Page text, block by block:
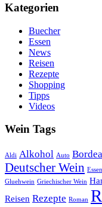
Kategorien
Buecher
Essen
News
Reisen
Rezepte
Shopping
Tipps
Videos
Wein Tags
Aldi Alkohol Auto
Deutscher Wein Essen
Gluehwein Griechischer Wein
Reisen Rezepte Roman